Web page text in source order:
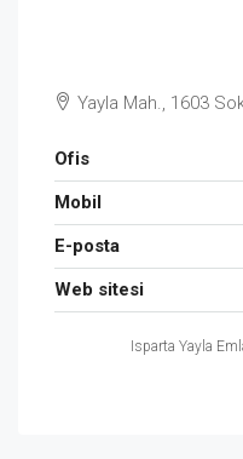
Yayla Mah., 1603
Ofis
Mobil
E-posta
Web sitesi
Isparta Yayla